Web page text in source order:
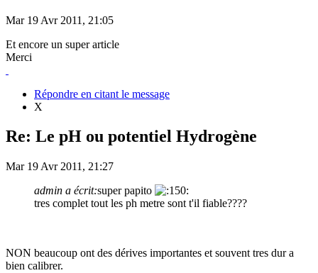
Mar 19 Avr 2011, 21:05
Et encore un super article
Merci
Répondre en citant le message
X
Re: Le pH ou potentiel Hydrogène
Mar 19 Avr 2011, 21:27
admin a écrit:super papito
tres complet tout les ph metre sont t'il fiable????
NON beaucoup ont des dérives importantes et souvent tres dur a
bien calibrer.